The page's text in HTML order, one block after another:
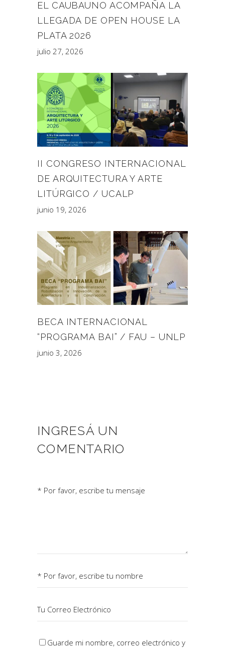
EL CAUBAUNO ACOMPAÑA LA
LLEGADA DE OPEN HOUSE LA
PLATA 2026
julio 27, 2026
II CONGRESO INTERNACIONAL
DE ARQUITECTURA Y ARTE
LITÚRGICO / UCALP
junio 19, 2026
BECA INTERNACIONAL
“PROGRAMA BAI” / FAU – UNLP
junio 3, 2026
INGRESÁ UN
COMENTARIO
Guarde mi nombre, correo electrónico y